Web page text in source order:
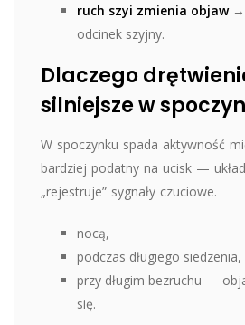
ruch szyi zmienia objaw→
odcinek szyjny.
Dlaczego
silniejsze w
W spoczynku spada aktywność
bardziej podatny na ucisk —
„rejestruje” sygnały czuciowe.
nocą,
podczas długiego siedzenia,
przy długim bezruchu —
się.